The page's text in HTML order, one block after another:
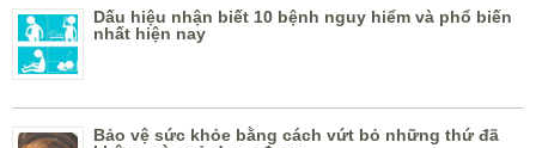
Dấu hiệu nhận biết 10 bệnh nguy hiểm và phổ biến
nhất hiện nay
Bảo vệ sức khỏe bằng cách vứt bỏ những thứ đã